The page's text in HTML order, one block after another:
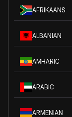
AFRIKAANS
ALBANIAN
AMHARIC
ARABIC
ARMENIAN